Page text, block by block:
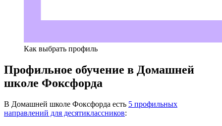
Как выбрать профиль
Профильное обучение в Домашней
школе Фоксфорда
В Домашней школе Фоксфорда есть 5 профильных
направлений для десятиклассников: